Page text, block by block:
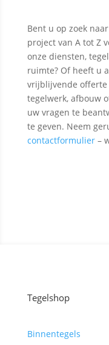
Bent u op zoek
project van A tot Z
onze diensten,
ruimte? Of heeft u
vrijblijvende offerte
tegelwerk, afbouw
uw vragen te
te geven. Neem
contactformulier–
Tegelshop
Binnentegels